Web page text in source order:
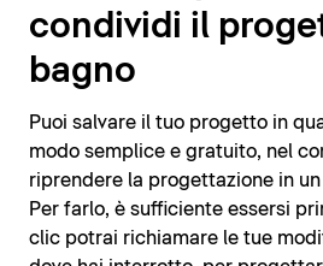
condividi il
bagno
Puoi salvare il tuo progetto in
modo semplice e gratuito, nel
riprendere la progettazione in
Per farlo, è sufficiente essersi
clic potrai richiamare le tue